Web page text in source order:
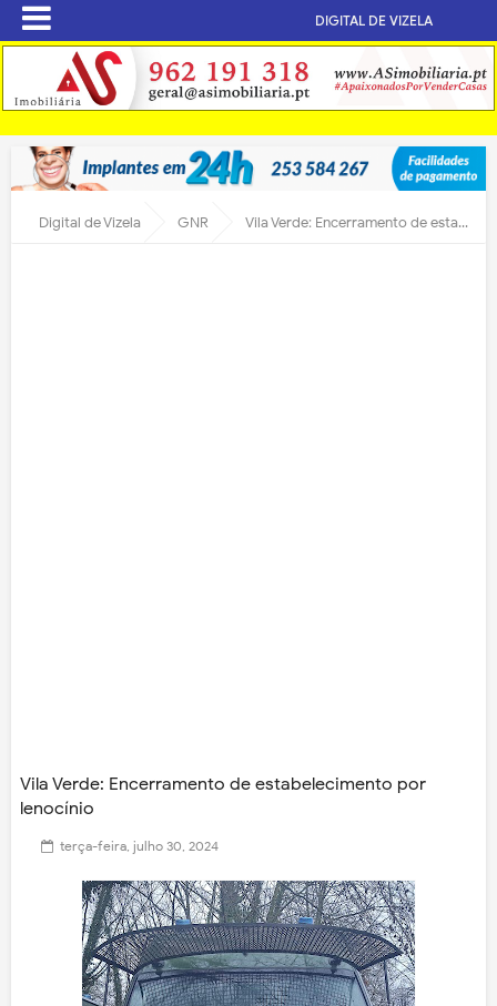
DIGITAL DE VIZELA
Digital de Vizela GNR Vila Verde: Encerramento de estabelecimento por lenocínio
Vila Verde: Encerramento de estabelecimento por
lenocínio
terça-feira, julho 30, 2024